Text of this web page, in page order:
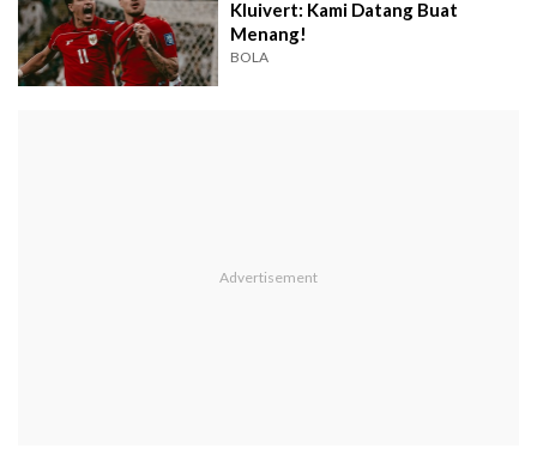
Kluivert: Kami Datang Buat
Menang!
BOLA